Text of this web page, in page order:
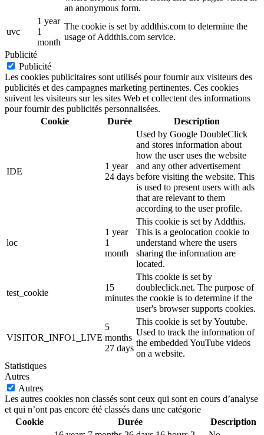
an anonymous form.
uvc
1 year
1
month
The cookie is set by addthis.com to determine the
usage of Addthis.com service.
Publicité
Publicité
Les cookies publicitaires sont utilisés pour fournir aux visiteurs des
publicités et des campagnes marketing pertinentes. Ces cookies
suivent les visiteurs sur les sites Web et collectent des informations
pour fournir des publicités personnalisées.
Cookie
Durée Description
IDE
1 year
24 days
Used by Google DoubleClick
and stores information about
how the user uses the website
and any other advertisement
before visiting the website. This
is used to present users with ads
that are relevant to them
according to the user profile.
loc
1 year
1
month
This cookie is set by Addthis.
This is a geolocation cookie to
understand where the users
sharing the information are
located.
test_cookie
15
minutes
This cookie is set by
doubleclick.net. The purpose of
the cookie is to determine if the
user's browser supports cookies.
VISITOR_INFO1_LIVE
5
months
27 days
This cookie is set by Youtube.
Used to track the information of
the embedded YouTube videos
on a website.
Statistiques
Autres
Autres
Les autres cookies non classés sont ceux qui sont en cours d’analyse
et qui n’ont pas encore été classés dans une catégorie
Cookie
Durée
Description